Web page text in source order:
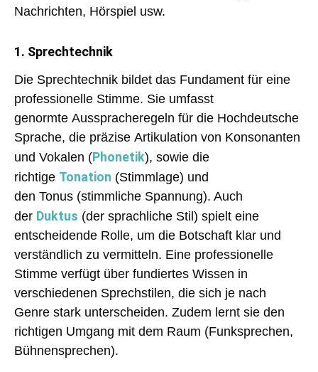
Nachrichten, Hörspiel usw.
1. Sprechtechnik
Die Sprechtechnik bildet das Fundament für eine
professionelle Stimme. Sie umfasst
genormte Ausspracheregeln für die Hochdeutsche
Sprache, die präzise Artikulation von Konsonanten
und Vokalen (Phonetik), sowie die
richtige Tonation (Stimmlage) und
den Tonus (stimmliche Spannung). Auch
der Duktus (der sprachliche Stil) spielt eine
entscheidende Rolle, um die Botschaft klar und
verständlich zu vermitteln. Eine professionelle
Stimme verfügt über fundiertes Wissen in
verschiedenen Sprechstilen, die sich je nach
Genre stark unterscheiden. Zudem lernt sie den
richtigen Umgang mit dem Raum (Funksprechen,
Bühnensprechen).